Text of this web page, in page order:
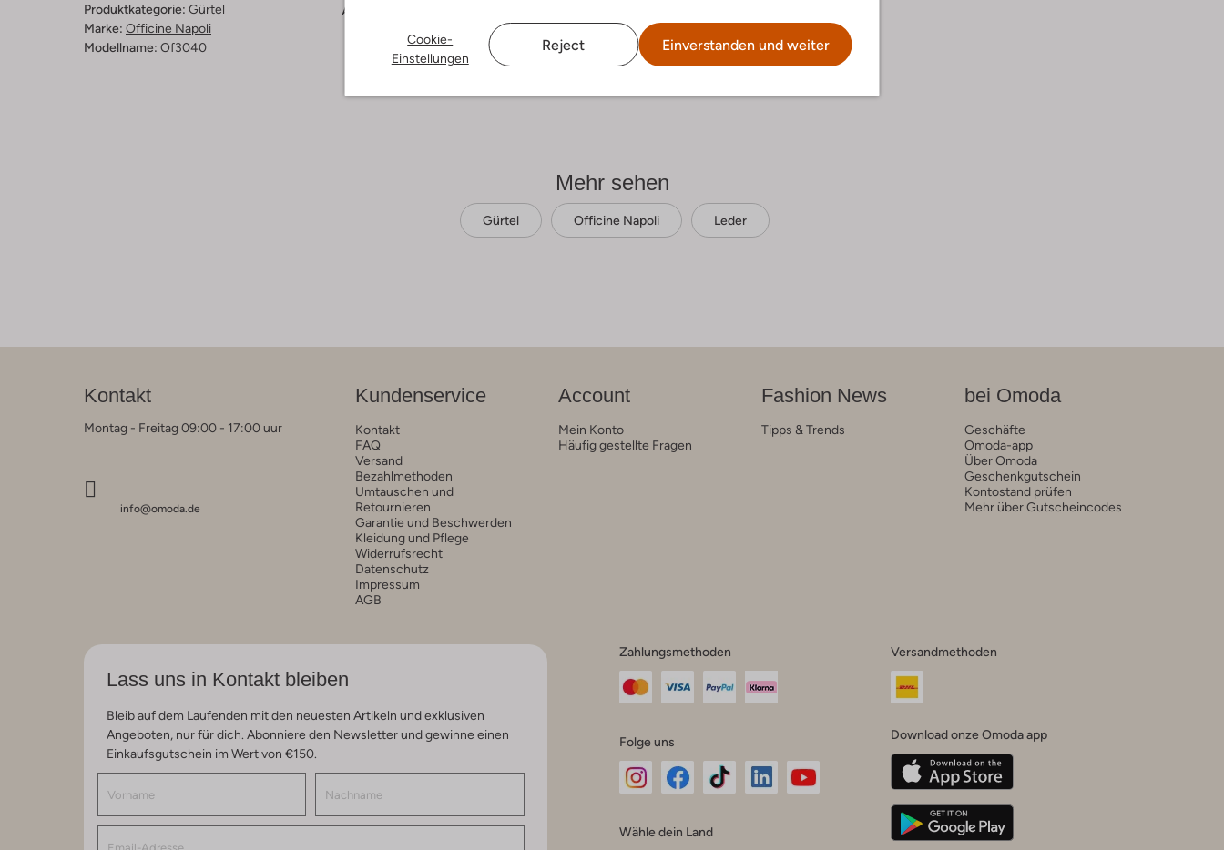
Cookie-
Einstellungen
Reject Einverstanden und weiter
Produktkategorie: Gürtel
Marke: Officine Napoli
Modellname: Of3040
Außenmaterial:
Mehr sehen
Gürtel Officine Napoli Leder
Kontakt
Montag - Freitag 09:00 - 17:00 uur
info@omoda.de
Kundenservice
Kontakt
FAQ
Versand
Bezahlmethoden
Umtauschen und
Retournieren
Garantie und Beschwerden
Kleidung und Pflege
Widerrufsrecht
Datenschutz
Impressum
AGB
Account
Mein Konto
Häufig gestellte Fragen
Fashion News
Tipps & Trends
bei Omoda
Geschäfte
Omoda-app
Über Omoda
Geschenkgutschein
Kontostand prüfen
Mehr über Gutscheincodes
Lass uns in Kontakt bleiben
Bleib auf dem Laufenden mit den neuesten Artikeln und exklusiven
Angeboten, nur für dich. Abonniere den Newsletter und gewinne einen
Einkaufsgutschein im Wert von €150.
Zahlungsmethoden
Folge uns
Instagram
Facebook
TikTok
Wähle dein Land
Versandmethoden
Download onze Omoda app